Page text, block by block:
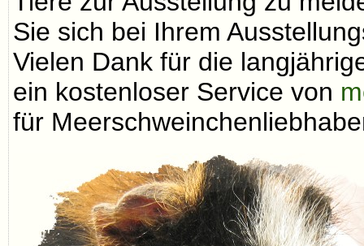
Sie sich bei Ihrem
Vielen Dank für die
ein kostenloser Service von
für